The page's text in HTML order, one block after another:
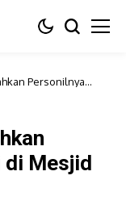
Personilnya
di Mesjid